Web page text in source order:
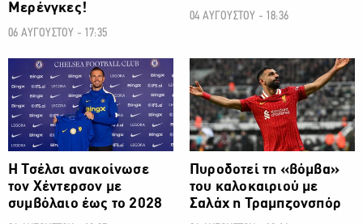
Μερένγκες!
06 ΑΥΓΟΥΣΤΟΥ - 17:35
04 ΑΥΓΟΥΣΤΟΥ - 18:36
ΠΟΔΟΣΦΑΙΡΟ
H Τσέλσι ανακοίνωσε
τον Χέντερσον με
συμβόλαιο έως το 2028
ΠΟΔΟΣΦΑΙΡΟ
Πυροδοτεί τη «βόμβα»
του καλοκαιριού με
Σαλάχ η Τραμπζονσπόρ